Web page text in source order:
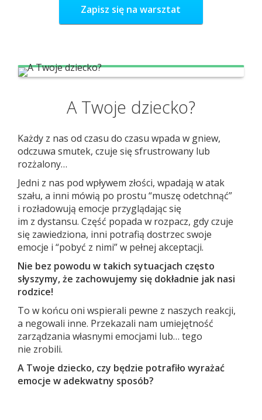
Zapisz się na warsztat
A Twoje dziecko?
Każdy z nas od czasu do czasu wpada w gniew,
odczuwa smutek, czuje się sfrustrowany lub
rozżalony…
Jedni z nas pod wpływem złości, wpadają w atak
szału, a inni mówią po prostu “muszę odetchnąć”
i rozładowują emocje przyglądając się
im z dystansu. Część popada w rozpacz, gdy czuje
się zawiedziona, inni potrafią dostrzec swoje
emocje i “pobyć z nimi” w pełnej akceptacji.
Nie bez powodu w takich sytuacjach często
słyszymy, że zachowujemy się dokładnie jak nasi
rodzice!
To w końcu oni wspierali pewne z naszych reakcji,
a negowali inne. Przekazali nam umiejętność
zarządzania własnymi emocjami lub… tego
nie zrobili.
A Twoje dziecko, czy będzie potrafiło wyrażać
emocje w adekwatny sposób?